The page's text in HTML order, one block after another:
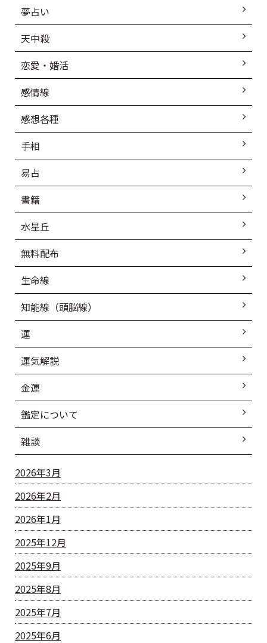
夢占い
天中殺
恋愛・婚活
感情線
感想各種
手相
易占
書籍
水星丘
無料配布
生命線
知能線（頭脳線）
運
運気解説
金運
鑑定について
雑談
2026年3月
2026年2月
2026年1月
2025年12月
2025年9月
2025年8月
2025年7月
2025年6月